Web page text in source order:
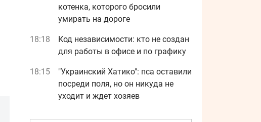
котенка, которого бросили
умирать на дороге
18:18
Код независимости: кто не создан
для работы в офисе и по графику
18:15
"Украинский Хатико": пса оставили
посреди поля, но он никуда не
уходит и ждет хозяев